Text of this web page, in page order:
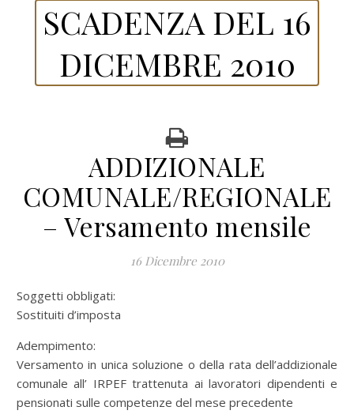
SCADENZA DEL 16
DICEMBRE 2010
ADDIZIONALE
COMUNALE/REGIONALE
– Versamento mensile
16 Dicembre 2010
Soggetti obbligati:
Sostituiti d’imposta
Adempimento:
Versamento in unica soluzione o della rata dell’addizionale
comunale all’ IRPEF trattenuta ai lavoratori dipendenti e
pensionati sulle competenze del mese precedente